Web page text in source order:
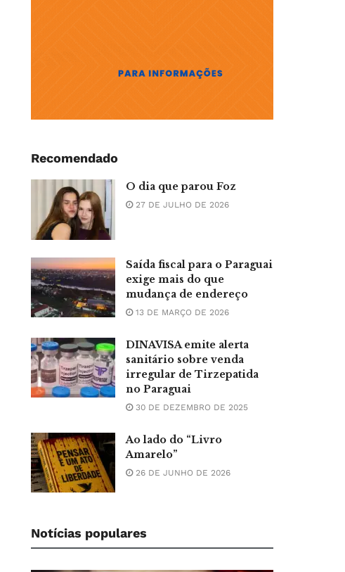
Recomendado
O dia que parou Foz
27 DE JULHO DE 2026
Saída fiscal para o Paraguai
exige mais do que
mudança de endereço
13 DE MARÇO DE 2026
DINAVISA emite alerta
sanitário sobre venda
irregular de Tirzepatida
no Paraguai
30 DE DEZEMBRO DE 2025
Ao lado do “Livro
Amarelo”
26 DE JUNHO DE 2026
Notícias populares